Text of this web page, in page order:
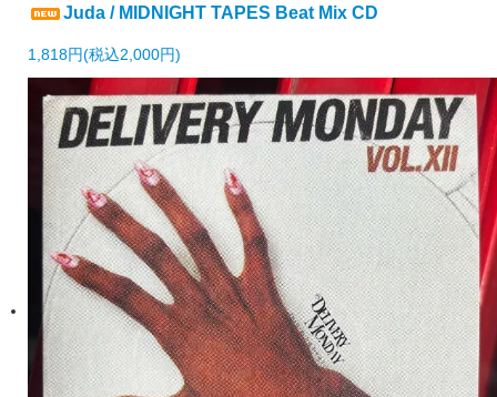
Juda / MIDNIGHT TAPES Beat Mix CD
1,818円(税込2,000円)